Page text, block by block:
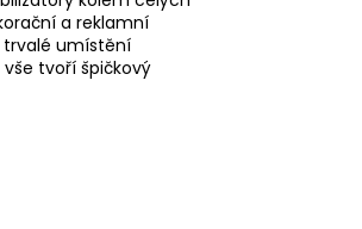
a reklamní
trvalé umístění
tvoří špičkový